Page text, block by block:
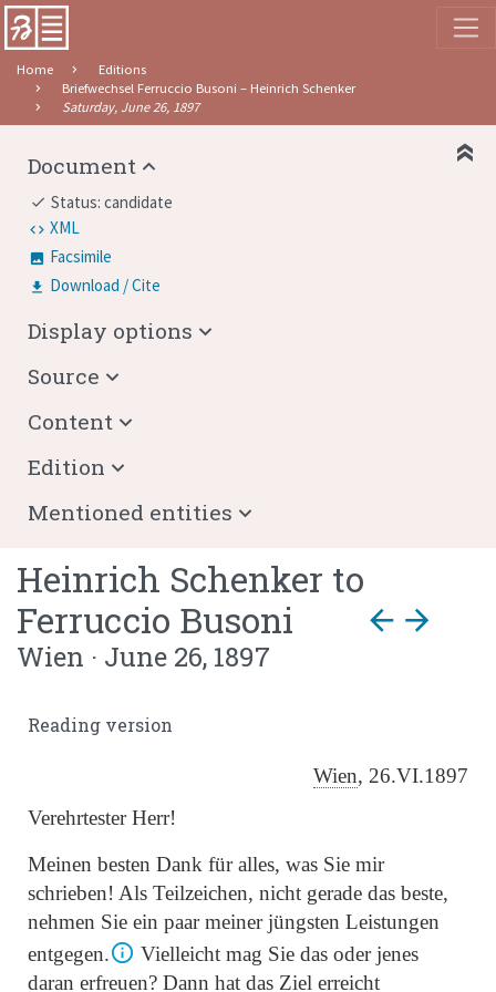
Home
Editions
Briefwechsel Ferruccio Busoni – Heinrich Schenker
Saturday, June 26, 1897
Heinrich Schenker to
Ferruccio Busoni
arrow_back arrow_forward
Wien · June 26, 1897
Reading version
Wien, 26.VI.1897
Verehrtester Herr!
Meinen besten Dank für alles, was Sie mir
schrieben! Als Teilzeichen, nicht gerade das beste,
nehmen Sie ein paar meiner jüngsten Leistungen
entgegen.
Vielleicht mag Sie das oder jenes
daran erfreuen? Dann hat das Ziel erreicht
Document
done Status: candidate
XML
Facsimile
Download / Cite
Display options
Source
Content
Edition
Mentioned entities